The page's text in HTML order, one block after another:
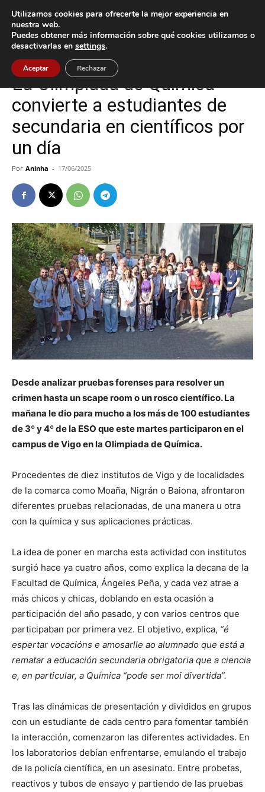
Inicio Cultura / Ocio
Cultura / Ocio Vigo
La Olimpiada de Química
convierte a estudiantes de
secundaria en científicos por
un día
Por Aninha - 17/06/2025
Desde analizar pruebas forenses para resolver un
crimen hasta un scape room o un rosco científico. La
mañana le dio para mucho a los más de 100 estudiantes
de 3º y 4º de la ESO que este martes participaron en el
campus de Vigo en la Olimpiada de Química.
Procedentes de diez institutos de Vigo y de localidades
de la comarca como Moaña, Nigrán o Baiona, afrontaron
diferentes pruebas relacionadas, de una manera u otra
con la química y sus aplicaciones prácticas.
La idea de poner en marcha esta actividad con institutos
surgió hace ya cuatro años, como explica la decana de la
Facultad de Química, Ángeles Peña, y cada vez atrae a
más chicos y chicas, doblando en esta ocasión a
participación del año pasado, y con varios centros que
participaban por primera vez. El objetivo, explica, “é
espertar vocacións e amosarlle ao alumnado que está a
rematar a educación secundaria obrigatoria que a ciencia
e, en particular, a Química “pode ser moi divertida”.
Tras las dinámicas de presentación y divididos en grupos
con un estudiante de cada centro para fomentar también
la interacción, comenzaron las diferentes actividades. En
los laboratorios debían enfrentarse, emulando el trabajo
de la policía científica, en un asesinato. Entre probetas,
reactivos y tubos de ensayo y partiendo de las pruebas
Utilizamos cookies para ofrecerte la mejor experiencia en
nuestra web.
Puedes obtener más información sobre qué cookies utilizamos o
desactivarlas en settings.
Aceptar Rechazar